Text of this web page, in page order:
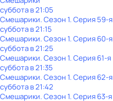
субботав21:05
Смешарики. Сезон 1. Серия 59-я
субботав21:15
Смешарики. Сезон 1. Серия 60-я
субботав21:25
Смешарики. Сезон 1. Серия 61-я
субботав21:35
Смешарики. Сезон 1. Серия 62-я
субботав21:42
Смешарики. Сезон 1. Серия 63-я